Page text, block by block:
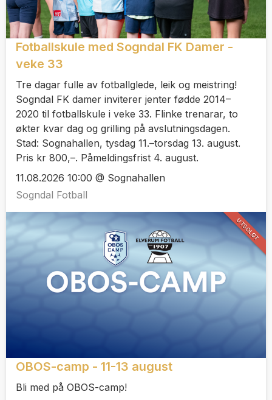
Fotballskule med Sogndal FK Damer -
veke 33
Tre dagar fulle av fotballglede, leik og meistring!
Sogndal FK damer inviterer jenter fødde 2014–
2020 til fotballskule i veke 33. Flinke trenarar, to
økter kvar dag og grilling på avslutningsdagen.
Stad: Sognahallen, tysdag 11.–torsdag 13. august.
Pris kr 800,–. Påmeldingsfrist 4. august.
11.08.2026 10:00 @ Sognahallen
Sogndal Fotball
OBOS-camp - 11-13 august
Bli med på OBOS-camp!
UTSOLGT